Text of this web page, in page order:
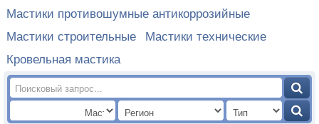
Мастики противошумные антикоррозийные
Мастики строительные Мастики технические
Кровельная мастика